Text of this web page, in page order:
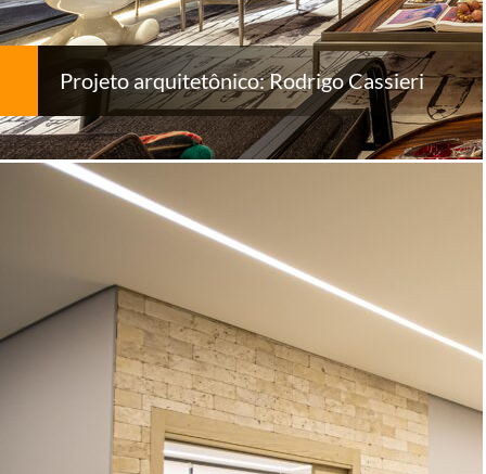
Projeto arquitetônico: Rodrigo Cassieri